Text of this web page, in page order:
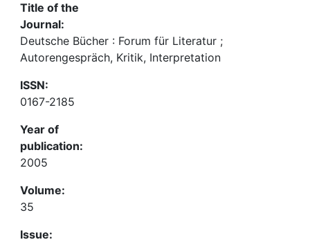
Title of the
Journal:
Deutsche Bücher : Forum für Literatur ;
Autorengespräch, Kritik, Interpretation
ISSN:
0167-2185
Year of
publication:
2005
Volume:
35
Issue: